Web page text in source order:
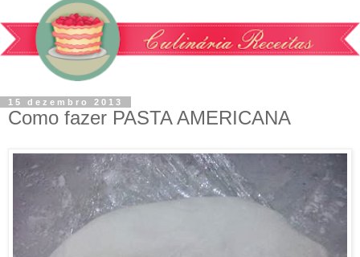
15 dezembro 2013
Como fazer PASTA AMERICANA